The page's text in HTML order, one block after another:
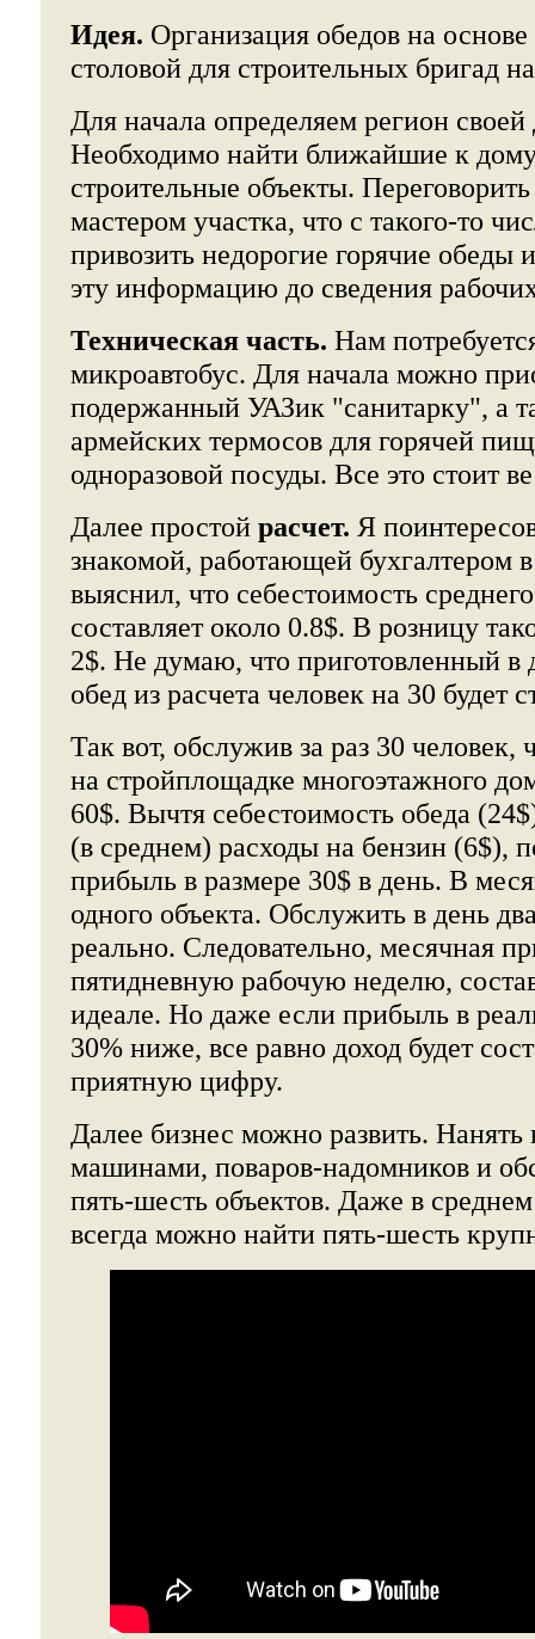
Идея. Организация обедов на
столовой для строительных бригад
Для начала определяем регион своей
Необходимо найти ближайшие к
строительные объекты.
мастером участка, что с такого-то
привозить недорогие горячие обеды
эту информацию до сведения
Техническая часть. Нам
микроавтобус. Для начала можно
подержанный УАЗик "санитарку", а
армейских термосов для горячей
одноразовой посуды. Все это стоит
Далее простой расчет. Я
знакомой, работающей бухгалтером
выяснил, что себестоимость
составляет около 0.8$. В розницу
2$. Не думаю, что приготовленный в
обед из расчета человек на 30 будет
Так вот, обслужив за раз 30 человек,
на стройплощадке многоэтажного
60$. Вычтя себестоимость обеда
(в среднем) расходы на бензин (6$),
прибыль в размере 30$ в день. В
одного объекта. Обслужить в день
реально. Следовательно, месячная
пятидневную рабочую неделю,
идеале. Но даже если прибыль в
30% ниже, все равно доход будет
приятную цифру.
Далее бизнес можно развить. Нанять
машинами, поваров-надомников и
пять-шесть объектов. Даже в
всегда можно найти пять-шесть